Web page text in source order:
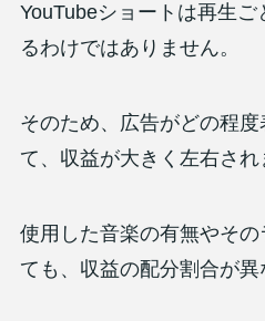
YouTubeショートは再生
るわけではありません。
そのため、広告がどの程
て、収益が大きく左右され
使用した音楽の有無やそ
ても、収益の配分割合が異